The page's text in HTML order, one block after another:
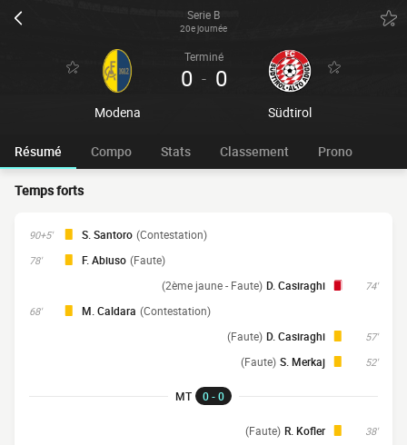
Serie B
20e journée
Modena
Terminé
0 - 0
Südtirol
Résumé Compo Stats Classement Prono
Temps forts
90+5' S. Santoro (Contestation)
78' F. Abiuso (Faute)
74'
D. Casiraghi
(2ème jaune - Faute)
68' M. Caldara (Contestation)
57'
D. Casiraghi
(Faute)
52'
S. Merkaj
(Faute)
MT 0 - 0
38'
R. Kofler
(Faute)